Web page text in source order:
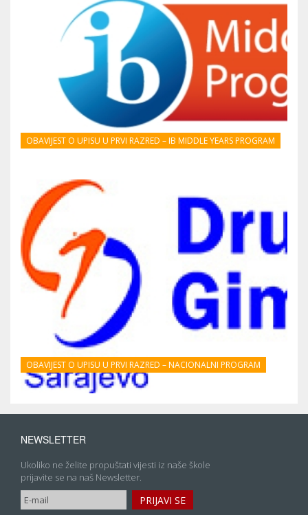
OBAVIJEST O UPISU U PRVI RAZRED – IB MIDDLE YEARS PROGRAM
OBAVIJEST O UPISU U PRVI RAZRED – NACIONALNI PROGRAM
NEWSLETTER
Ukoliko ne želite propuštati vijesti iz naše škole
prijavite se na naš Newsletter.